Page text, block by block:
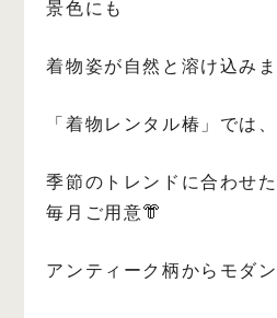
景色にも
着物姿が自然と溶け込みま
「着物レンタル椿」では、
季節のトレンドに合わせ
毎月ご用意👘
アンティーク柄からモダ